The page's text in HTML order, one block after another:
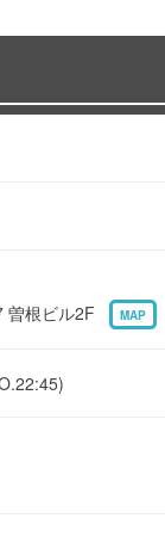
曽根ビル2F
MAP